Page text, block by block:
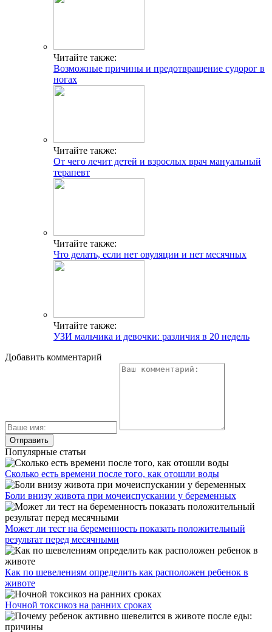
Читайте также:
Возможные причины и предотвращение судорог в
ногах
Читайте также:
От чего лечит детей и взрослых врач мануальный
терапевт
Читайте также:
Что делать, если нет овуляции и нет месячных
Читайте также:
УЗИ мальчика и девочки: различия в 20 недель
Добавить комментарий
Популярные статьи
Сколько есть времени после того, как отошли воды
Боли внизу живота при мочеиспускании у беременных
Может ли тест на беременность показать положительный
результат перед месячными
Как по шевелениям определить как расположен ребенок в
животе
Ночной токсикоз на ранних сроках